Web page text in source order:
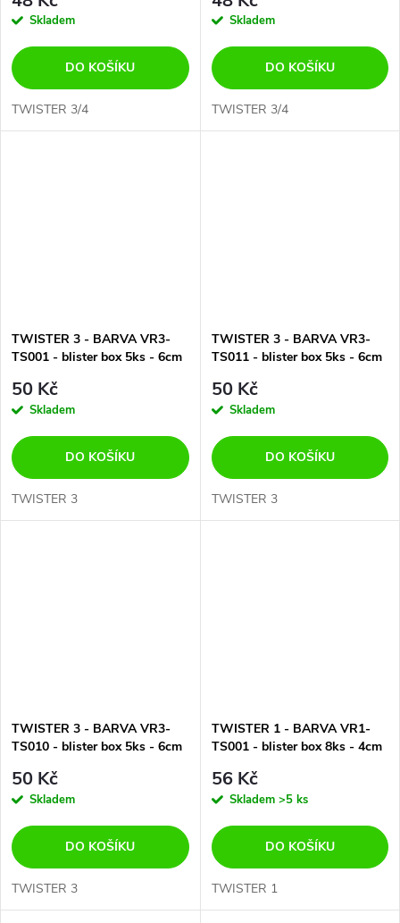
Skladem
DO KOŠÍKU
TWISTER 3/4
Skladem
DO KOŠÍKU
TWISTER 3/4
TWISTER 3 - BARVA VR3-
TS001 - blister box 5ks - 6cm
50 Kč
Skladem
DO KOŠÍKU
TWISTER 3
TWISTER 3 - BARVA VR3-
TS011 - blister box 5ks - 6cm
50 Kč
Skladem
DO KOŠÍKU
TWISTER 3
TWISTER 3 - BARVA VR3-
TS010 - blister box 5ks - 6cm
50 Kč
Skladem
DO KOŠÍKU
TWISTER 3
TWISTER 1 - BARVA VR1-
TS001 - blister box 8ks - 4cm
56 Kč
Skladem >5 ks
DO KOŠÍKU
TWISTER 1